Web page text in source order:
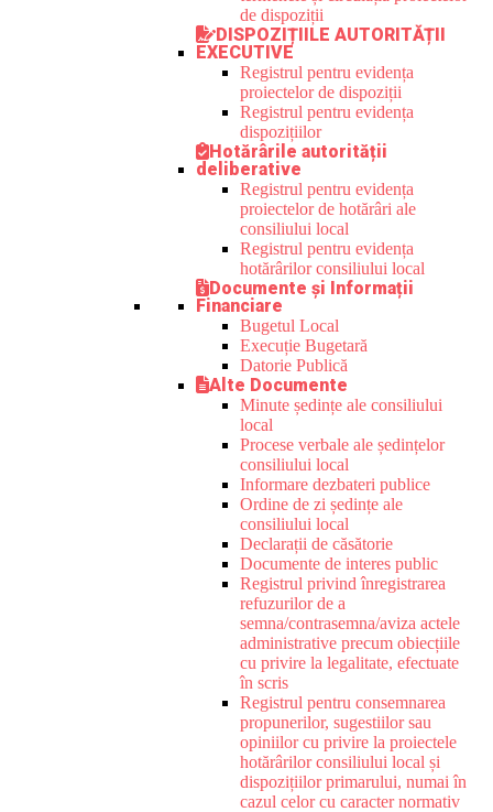
de dispoziții
DISPOZIȚIILE AUTORITĂȚII
EXECUTIVE
Registrul pentru evidența
proiectelor de dispoziții
Registrul pentru evidența
dispozițiilor
Hotărârile autorității
deliberative
Registrul pentru evidența
proiectelor de hotărâri ale
consiliului local
Registrul pentru evidența
hotărârilor consiliului local
Documente și Informații
Financiare
Bugetul Local
Execuție Bugetară
Datorie Publică
Alte Documente
Minute ședințe ale consiliului
local
Procese verbale ale ședințelor
consiliului local
Informare dezbateri publice
Ordine de zi ședințe ale
consiliului local
Declarații de căsătorie
Documente de interes public
Registrul privind înregistrarea
refuzurilor de a
semna/contrasemna/aviza actele
administrative precum obiecțiile
cu privire la legalitate, efectuate
în scris
Registrul pentru consemnarea
propunerilor, sugestiilor sau
opiniilor cu privire la proiectele
hotărârilor consiliului local și
dispozițiilor primarului, numai în
cazul celor cu caracter normativ